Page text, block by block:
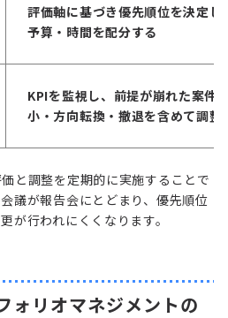
評価軸に基づき優先順位を決定し
予算・時間を配分する
KPIを監視し、前提が崩れた案件
小・方向転換・撤退を含めて調整
と調整を定期的に実施することで
議が報告会にとどまり、優先順位
が行われにくくなります。
ォリオマネジメントの